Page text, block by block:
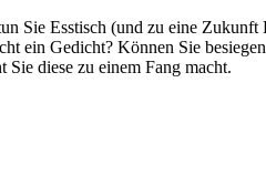
Sie Esstisch (und zu eine
ein Gedicht? Können Sie
diese zu einem Fang macht.